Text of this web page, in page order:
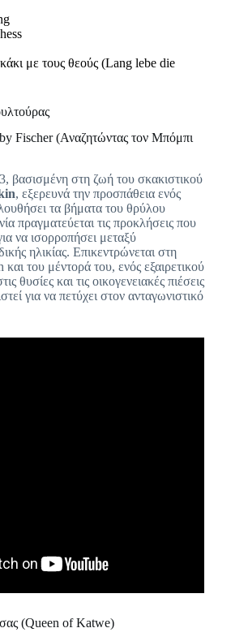
με τους θεούς (Lang lebe die
Fischer (Αναζητώντας τον Μπόμπι
βασισμένη στη ζωή του σκακιστικού
, εξερευνά την προσπάθεια ενός
τα βήματα του θρύλου
πραγματεύεται τις προκλήσεις που
να ισορροπήσει μεταξύ
ηλικίας. Επικεντρώνεται στη
του μέντορά του, ενός εξαιρετικού
θυσίες και τις οικογενειακές πιέσεις
για να πετύχει στον ανταγωνιστικό
(Queen of Katwe)